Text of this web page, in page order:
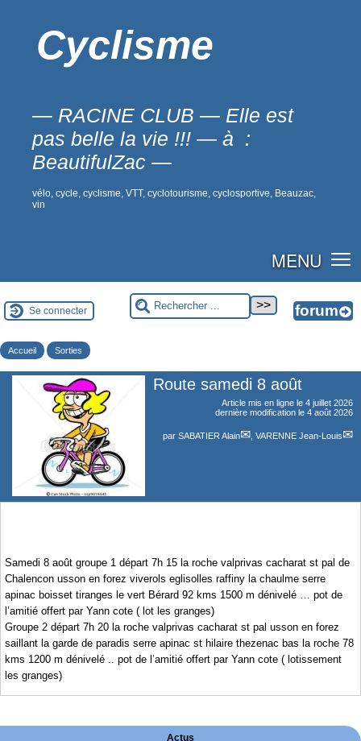
Cyclisme
— RACINE CLUB — Elle est
pas belle la vie !!! — à :
BeautifulZac —
vélo, cycle, cyclisme, VTT, cyclotourisme, cyclosportive, Beauzac,
vin
MENU
Se connecter
Accueil Sorties
Route samedi 8 août
Article mis en ligne le 4 juillet 2026
dernière modification le 4 août 2026
par SABATIER Alain VARENNE Jean-Louis
Samedi 8 août groupe 1 départ 7h 15 la roche valprivas cacharat st pal de
Chalencon usson en forez viverols eglisolles raffiny la chaulme serre
apinac boisset tiranges le vert Bérard 92 kms 1500 m dénivelé … pot de
l’amitié offert par Yann cote ( lot les granges)
Groupe 2 départ 7h 20 la roche valprivas cacharat st pal usson en forez
saillant la garde de paradis serre apinac st hilaire thezenac bas la roche 78
kms 1200 m dénivelé .. pot de l’amitié offert par Yann cote ( lotissement
les granges)
Actus